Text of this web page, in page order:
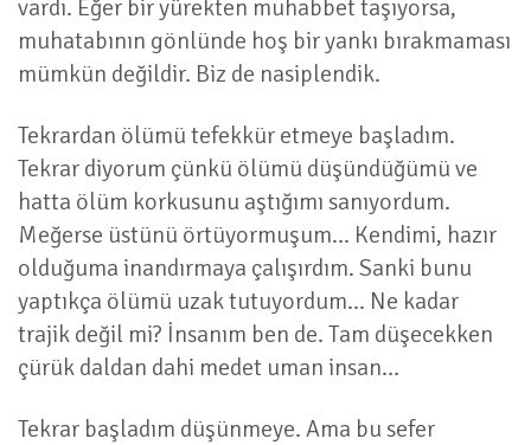
vardı. Eğer bir yürekten muhabbet taşıyorsa,
muhatabının gönlünde hoş bir yankı bırakmaması
mümkün değildir. Biz de nasiplendik.
Tekrardan ölümü tefekkür etmeye başladım.
Tekrar diyorum çünkü ölümü düşündüğümü ve
hatta ölüm korkusunu aştığımı sanıyordum.
Meğerse üstünü örtüyormuşum... Kendimi, hazır
olduğuma inandırmaya çalışırdım. Sanki bunu
yaptıkça ölümü uzak tutuyordum... Ne kadar
trajik değil mi? İnsanım ben de. Tam düşecekken
çürük daldan dahi medet uman insan…
Tekrar başladım düşünmeye. Ama bu sefer